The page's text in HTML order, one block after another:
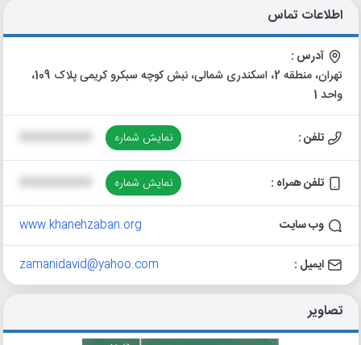
اطلاعات تماس
آدرس :
تهران، منطقه 2، اسکندری شمالی، نبش کوچه سبکرو کریمی پلاک 109،
واحد 1
تلفن : نمایش شماره
تلفن همراه : نمایش شماره
وب سایت www.khanehzaban.org
ایمیل : zamanidavid@yahoo.com
تصاویر